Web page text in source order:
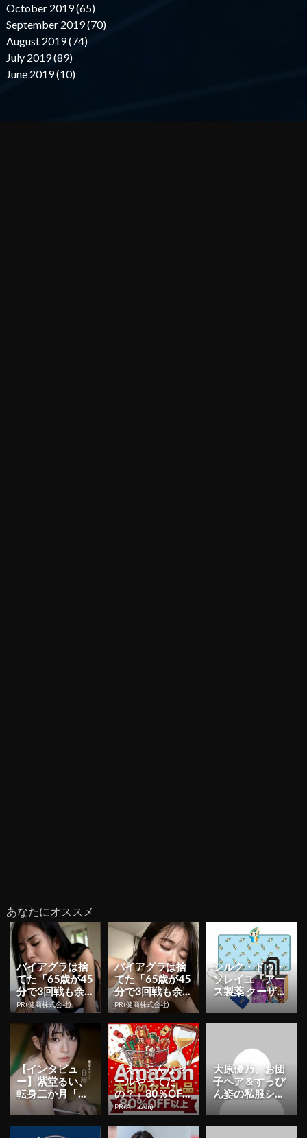
October 2019 (65)
September 2019 (70)
August 2019 (74)
July 2019 (89)
June 2019 (10)
あなたにオススメ
バイアグラは捨
てた「65歳が45
分で3回戦も余
裕」980円で朝
まで絶好調！
PR(健商株式会社)
バイアグラは捨
てた「65歳が45
分で3回戦も余
裕」980円で朝
まで絶好調！
PR(健商株式会社)
シルク・ドゥ・
ソレイユ『アー
ス製薬 クーザ』
東京公演の日程
＆チケット情報
【インタビュ
ー】紫堂るい、
転身二か月「も
っと知っていた
だくことを目標
「え、こんなセ
ールやってた
の？」80％OFF
以上が続々登
場！Amazonの本
気が...
PR(Amazon)
大原優乃、お団
子ヘア＆すっぴ
ん姿の私服ショ
ット公開！「す
っぴん可愛すぎ